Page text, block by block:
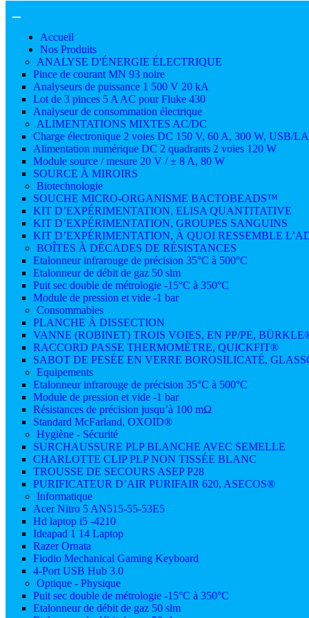
Accueil
Nos Produits
ANALYSE D'ÉNERGIE ÉLECTRIQUE
Pince de courant MN 93 noire
Analyseurs de puissance 1 500 V 20 kA
Lot de 3 pinces 5 A AC pour Fluke 430
Analyseur de consommation électrique
ALIMENTATIONS MIXTES AC/DC
Charge électronique 2 voies DC 150 V, 60 A, 300 W, USB/
Alimentation numérique DC 2 quadrants 2 voies 120 W
Module source / mesure 20 V / ± 8 A, 80 W
SOURCE À MIROIRS
Biotechnologie
SOUCHE MICRO-ORGANISME BACTOBEADS™
KIT D’EXPÉRIMENTATION, ELISA QUANTITATIVE
KIT D’EXPÉRIMENTATION, GROUPES SANGUINS
KIT D’EXPÉRIMENTATION, À QUOI RESSEMBLE
BOÎTES À DÉCADES DE RÉSISTANCES
Etalonneur infrarouge de précision 35°C à 500°C
Etalonneur de débit de gaz 50 slm
Puit sec double de métrologie -15°C à 350°C
Module de pression et vide -1 bar
Consommables
PLANCHE À DISSECTION
VANNE (ROBINET) TROIS VOIES, EN PP/PE,
RACCORD PASSE THERMOMÈTRE, QUICKFIT®
SABOT DE PESÉE EN VERRE BOROSILICATÉ,
Equipements
Etalonneur infrarouge de précision 35°C à 500°C
Module de pression et vide -1 bar
Résistances de précision jusqu’à 100 mΩ
Standard McFarland, OXOID®
Hygiène - Sécurité
SURCHAUSSURE PLP BLANCHE AVEC SEMELLE
CHARLOTTE CLIP PLP NON TISSÉE BLANC
TROUSSE DE SECOURS ASEP P28
PURIFICATEUR D’AIR PURIFAIR 620, ASECOS®
Informatique
Acer Nitro 5 AN515-55-53E5
Hd laptop i5 -4210
Ideapad 1 14 Laptop
Razer Ornata
Fiodio Mechanical Gaming Keyboard
4-Port USB Hub 3.0
Optique - Physique
Puit sec double de métrologie -15°C à 350°C
Etalonneur de débit de gaz 50 slm